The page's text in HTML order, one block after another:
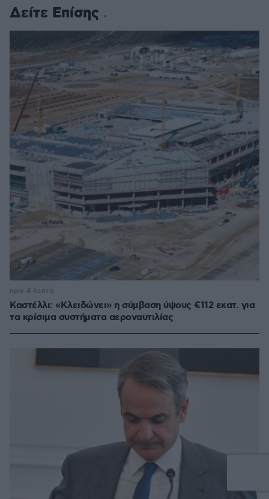
Δείτε Επίσης
Καστέλλι: «Κλειδώνει» η σύμβαση ύψους €112 εκατ. για
τα κρίσιμα συστήματα αεροναυτιλίας
πριν 4 λεπτά